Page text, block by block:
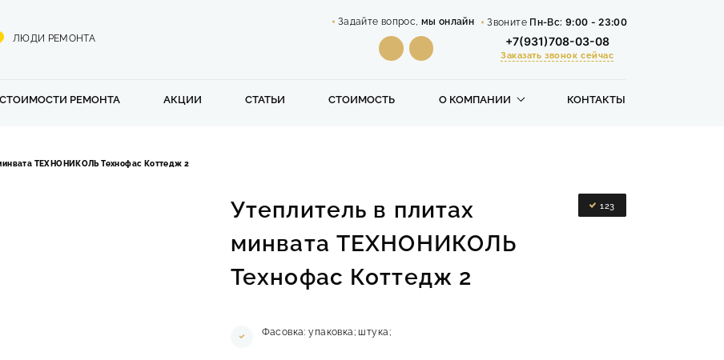
ЛЮДИ РЕМОНТА
Задайте вопрос, мы онлайн Звоните Пн-Вс: 9:00 - 23:00
+7(931)708-03-08
Заказать звонок сейчас
СТОИМОСТИ РЕМОНТА АКЦИИ СТАТЬИ СТОИМОСТЬ О КОМПАНИИ КОНТАКТЫ
ТЕХНОНИКОЛЬ Технофас Коттедж 2
123
Утеплитель в плитах
минвата ТЕХНОНИКОЛЬ
Технофас Коттедж 2
Фасовка: упаковка; штука;